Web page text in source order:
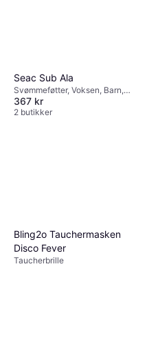
Seac Sub Ala
Svømmeføtter, Voksen, Barn,
Unisex
367 kr
2 butikker
Bling2o Tauchermasken
Disco Fever
Taucherbrille